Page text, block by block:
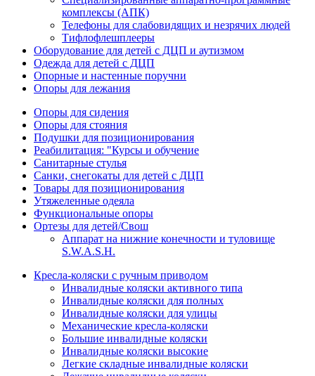
комплексы (АПК)
Телефоны для слабовидящих и незрячих людей
Тифлофлешплееры
Оборудование для детей с ДЦП и аутизмом
Одежда для детей с ДЦП
Опорные и настенные поручни
Опоры для лежания
Опоры для сидения
Опоры для стояния
Подушки для позиционирования
Реабилитация: "Курсы и обучение
Санитарные стулья
Санки, снегокаты для детей с ДЦП
Товары для позиционирования
Утяжеленные одеяла
Функциональные опоры
Ортезы для детей/Свош
Аппарат на нижние конечности и туловище
S.W.A.S.H.
Кресла-коляски с ручным приводом
Инвалидные коляски активного типа
Инвалидные коляски для полных
Инвалидные коляски для улицы
Механические кресла-коляски
Большие инвалидные коляски
Инвалидные коляски высокие
Легкие складные инвалидные коляски